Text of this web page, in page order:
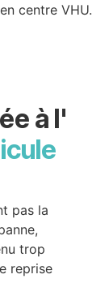
centre VHU.
à l'
pas la
trop
reprise